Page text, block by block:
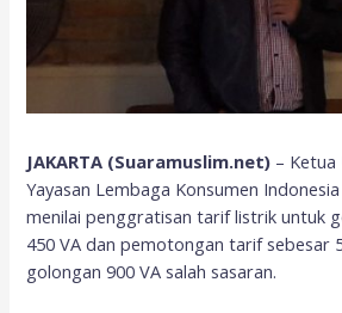
JAKARTA (Suaramuslim.net) –
Yayasan Lembaga Konsumen
menilai penggratisan tarif listrik untuk
450 VA dan pemotongan tarif sebesar
golongan 900 VA salah sasaran.